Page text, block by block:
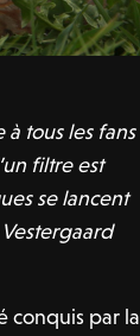
tous les fans
filtre est
se lancent
conquis par la